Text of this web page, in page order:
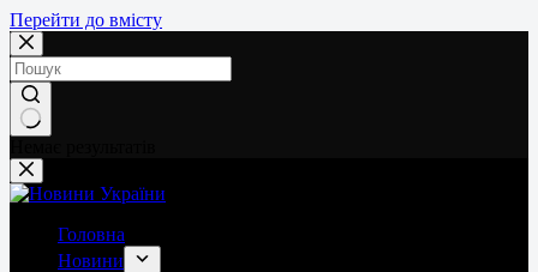
Перейти до вмісту
Головна
Новини